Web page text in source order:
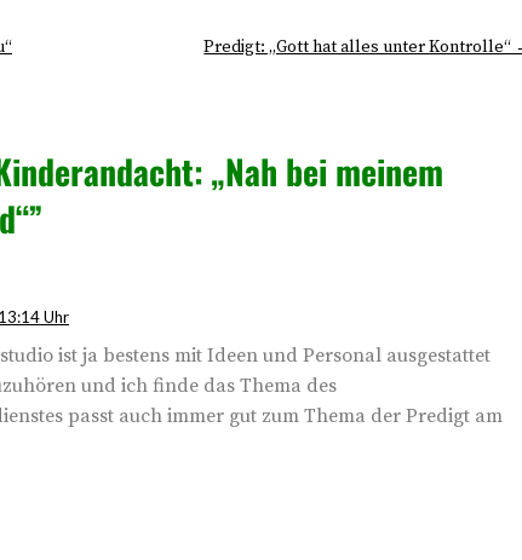
Predigt: „Gott hat alles unter Kontrolle“
„Nah bei meinem
Uhr
ist ja bestens mit Ideen und Personal ausgestattet
und ich finde das Thema des
passt auch immer gut zum Thema der Predigt am